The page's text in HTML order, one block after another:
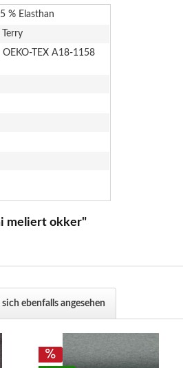
% Elasthan
TEX A18-1158
meliert okker"
ebenfalls angesehen